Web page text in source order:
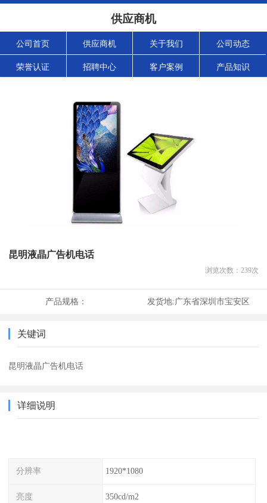
供应商机
公司首页 供应商机 关于我们 公司动态
荣誉认证 招聘中心 客户案例 产品知识
昆明液晶广告机电话
浏览次数： 239次
产品规格： 发货地:广东省深圳市宝安区
关键词
昆明液晶广告机电话
详细说明
分辨率 1920*1080
亮度 350cd/m2